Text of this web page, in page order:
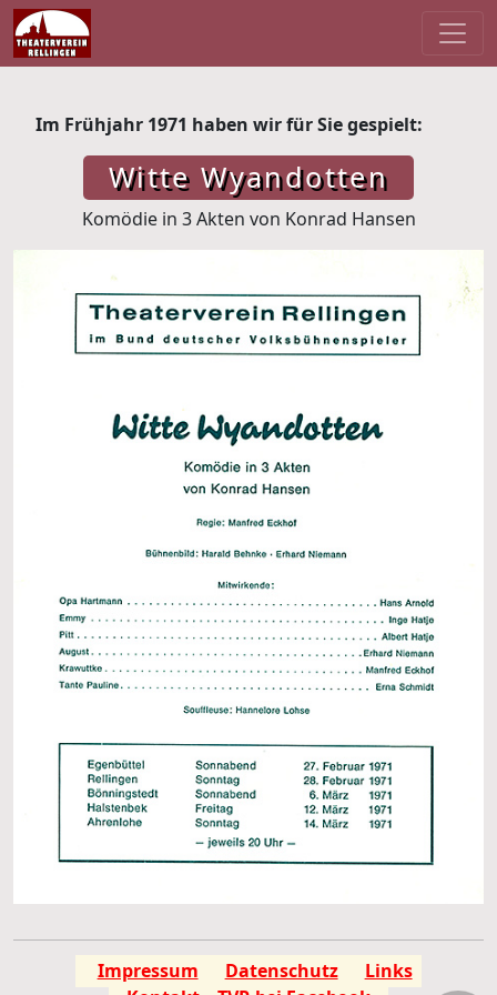
Im Frühjahr 1971 haben wir für Sie gespielt:
Witte Wyandotten
Komödie in 3 Akten von Konrad Hansen
Impressum Datenschutz
Links